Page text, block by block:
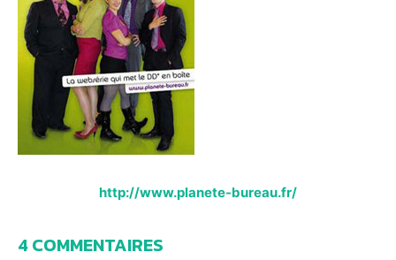
http://www.planete-bureau.fr/
4 COMMENTAIRES